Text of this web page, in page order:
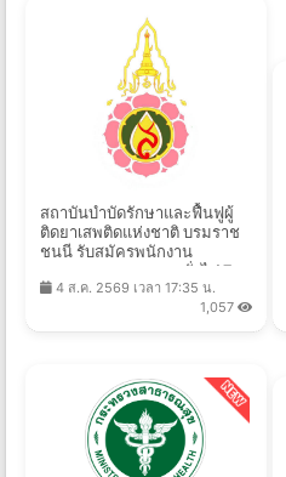
สถาบันบำบัดรักษาและฟื้นฟูผู้
ติดยาเสพติดแห่งชาติ บรมราช
ชนนี รับสมัครพนักงาน
กระทรวงสาธารณสุขทั่วไป 7
อัตรา เงินเดือน 8,690 - 18,000
บาท ตั้งแต่วันที่ 10-31 ส.ค.
2569
4 ส.ค. 2569 เวลา 17:35 น.
1,057